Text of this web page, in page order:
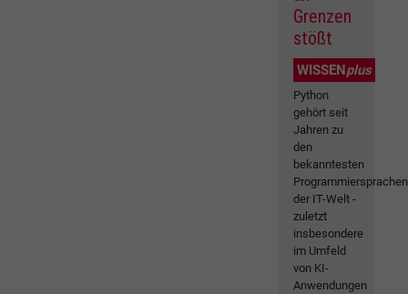
Grenzen
stößt
WISSENplus
Python
gehört seit
Jahren zu
den
bekanntesten
Programmiersprachen
der IT-Welt -
zuletzt
insbesondere
im Umfeld
von KI-
Anwendungen